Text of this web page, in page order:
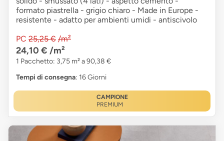
formato piastrella - grigio chiaro - Made in Europe -
resistente - adatto per ambienti umidi - antiscivolo
PC 25,25 € /m²
24,10 € /m²
1 Pacchetto: 3,75 m² a 90,38 €
Tempi di consegna: 16 Giorni
CAMPIONE
PREMIUM